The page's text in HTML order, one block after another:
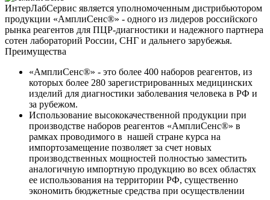
ИнтерЛабСервис является уполномоченным дистрибьютором
продукции «АмплиСенс®» - одного из лидеров российского
рынка реагентов для ПЦР-диагностики и надежного партнера
сотен лабораторий России, СНГ и дальнего зарубежья.
Преимущества
«АмплиСенс®» - это более 400 наборов реагентов, из
которых более 280 зарегистрированных медицинских
изделий для диагностики заболевания человека в РФ и
за рубежом.
Использование высококачественной продукции при
производстве наборов реагентов «АмплиСенс®» в
рамках проводимого в нашей стране курса на
импортозамещение позволяет за счет новых
производственных мощностей полностью заместить
аналогичную импортную продукцию во всех областях
ее использования на территории РФ, существенно
экономить бюджетные средства при осуществлении